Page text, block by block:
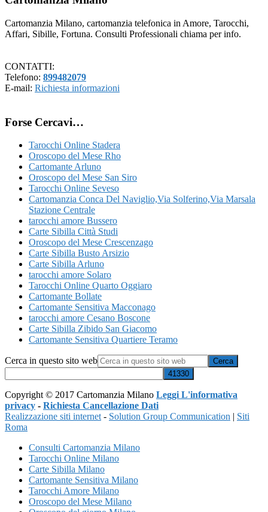
Cartomanzia Milano, cartomanzia telefonica in Amore, Tarocchi,
Affari, Sibille, Fortuna. Consulti Professionali chiama per info.
CONTATTI:
Telefono: 899482079
E-mail: Richiesta informazioni
Forse Cercavi…
Tarocchi Online Stadera
Oroscopo del Mese Rho
Cartomante Arluno
Oroscopo del Mese San Siro
Tarocchi Online Seveso
Cartomanzia Conca Del Naviglio​,Via Solferino,Via Marsala​
Stazione Centrale
tarocchi amore Bussero
Carte Sibilla Città Studi
Oroscopo del Mese Crescenzago
Carte Sibilla Busto Arsizio
Carte Sibilla Arluno
tarocchi amore Solaro
Tarocchi Online Quarto Oggiaro
Cartomante Bollate
Cartomante Sensitiva Macconago
tarocchi amore Cesano Boscone
Carte Sibilla Zibido San Giacomo
Cartomante Sensitiva Quartiere Teramo
Cerca in questo sito web
Copyright © 2017 Cartomanzia Milano Leggi L'informativa
privacy - Richiesta Cancellazione Dati
Realizzazione siti internet - Solution Group Communication | Siti
Roma
Consulti Cartomanzia Milano
Tarocchi Online Milano
Carte Sibilla Milano
Cartomante Sensitiva Milano
Tarocchi Amore Milano
Oroscopo del Mese Milano